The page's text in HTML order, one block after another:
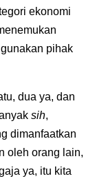
ekonomi
pihak
dua ya, dan
sih,
dimanfaatkan
oleh orang lain,
ya, itu kita